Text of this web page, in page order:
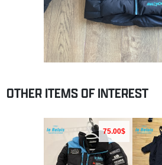
OTHER ITEMS OF INTEREST
75.00$